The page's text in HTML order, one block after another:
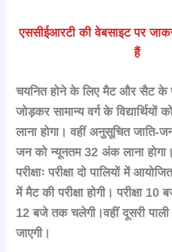
एससीईआरटी की वेबसाइट पर
हैं
चयनित होने के लिए मैट और सैट के
जोड़कर सामान्य वर्ग के
लाना होगा। वहीं अनुसूचित जाति-
जन को न्यूनतम 32 अंक लाना होगा।
परीक्षाः परीक्षा दो पालियों में
में मैट की परीक्षा होगी। परीक्षा
12 बजे तक चलेगी।वहीं दूसरी पाली
जाएगी।